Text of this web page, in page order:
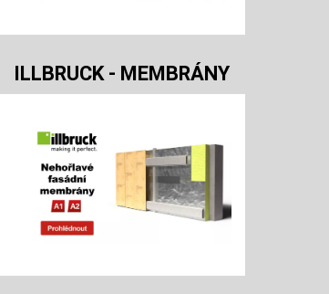
ILLBRUCK - MEMBRÁNY